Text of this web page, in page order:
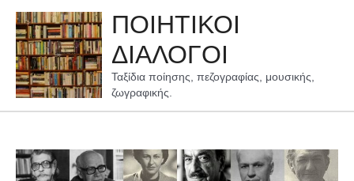
περιεχόμενο
ΠΟΙΗΤΙΚΟΙ
ΔΙΑΛΟΓΟΙ
Ταξίδια ποίησης, πεζογραφίας, μουσικής,
ζωγραφικής.